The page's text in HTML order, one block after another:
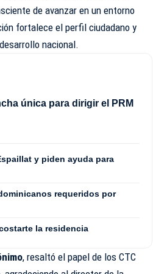
de avanzar en un entorno
fortalece el perfil ciudadano y
nacional.
única para dirigir el PRM
y piden ayuda para
requeridos por
la residencia
, resaltó el papel de los CTC